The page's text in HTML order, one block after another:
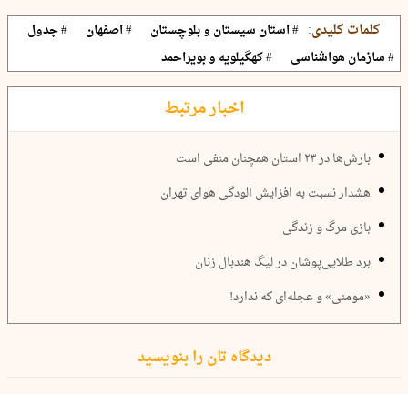
کلمات کلیدی: # استان سیستان و بلوچستان # اصفهان
# جدول
# سازمان هواشناسی
# کهگیلویه و بویراحمد
اخبار مرتبط
بارش‌ها در ۲۳ استان همچنان منفی است
هشدار نسبت به افزایش آلودگی هوای تهران
بازی مرگ و زندگی
برد طلایی‌پوشان در لیگ هندبال زنان
«مومنی» و عجله‌ای که ندارد!
دیدگاه تان را بنویسید